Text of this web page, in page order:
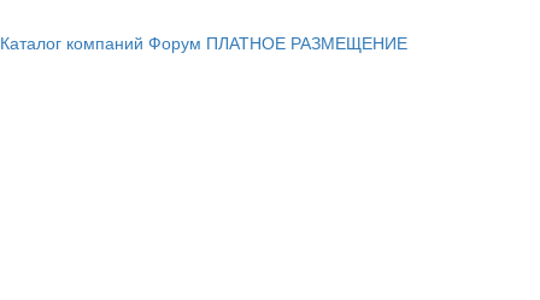
Каталог компаний Форум ПЛАТНОЕ РАЗМЕЩЕНИЕ